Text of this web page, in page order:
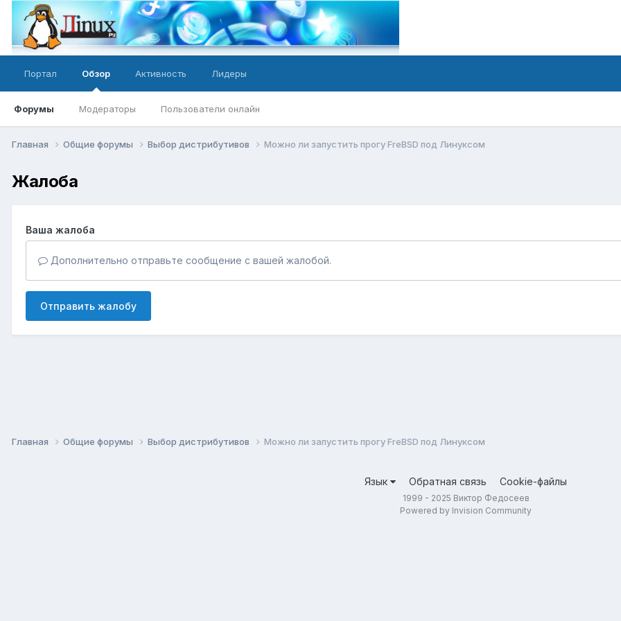
Портал Обзор
Форумы Модераторы Пользователи онлайн
Активность Лидеры
Главная Общие форумы Выбор дистрибутивов Можно ли запустить прогу FreBSD под Линуксом
Жалоба
Ваша жалоба
Дополнительно отправьте сообщение с вашей жалобой.
Отправить жалобу
Главная Общие форумы Выбор дистрибутивов Можно ли запустить прогу FreBSD под Линуксом
Язык Обратная связь Cookie-файлы
1999 - 2025 Виктор Федосеев
Powered by Invision Community